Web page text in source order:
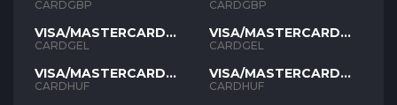
GBP
CARDGBP
VISA/MASTERCARD
GEL
CARDGEL
VISA/MASTERCARD
HUF
CARDHUF
GBP
CARDGBP
VISA/MASTERCARD
GEL
CARDGEL
VISA/MASTERCARD
HUF
CARDHUF